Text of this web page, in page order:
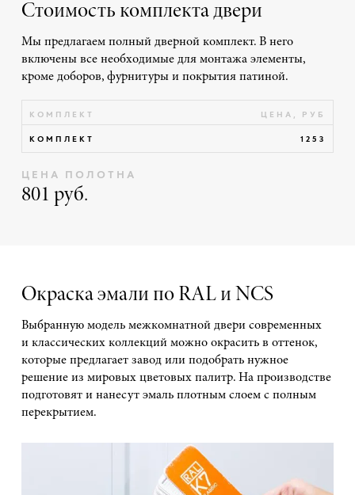
Стоимость комплекта двери
Мы предлагаем полный дверной комплект. В него
включены все необходимые для монтажа элементы,
кроме доборов, фурнитуры и покрытия патиной.
КОМПЛЕКТ ЦЕНА, РУБ
КОМПЛЕКТ 1253
ЦЕНА ПОЛОТНА
801 руб.
Окраска эмали по RAL и NCS
Выбранную модель межкомнатной двери современных
и классических коллекций можно окрасить в оттенок,
которые предлагает завод или подобрать нужное
решение из мировых цветовых палитр. На производстве
подготовят и нанесут эмаль плотным слоем с полным
перекрытием.